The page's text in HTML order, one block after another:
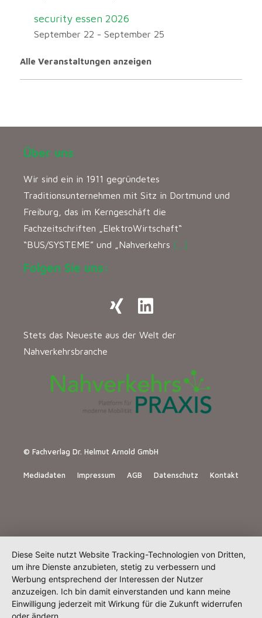
security essen 2026
September 22 - September 25
Alle Veranstaltungen anzeigen
Über uns
Wir sind ein in 1911 gegründetes
Traditionsunternehmen mit Sitz in Dortmund und
Freiburg, das im Kerngeschäft die
Fachzeitschriften „ElektroWirtschaft“
“BUS/SYSTEME” und „Nahverkehrs […]
Folgen Sie uns:
Stets das Neueste aus der Welt der
Nahverkehrsbranche
© Fachverlag Dr. Helmut Arnold GmbH
Mediadaten Impressum AGB Datenschutz Kontakt
Diese Seite nutzt Website Tracking-Technologien von Dritten,
um ihre Dienste anzubieten, stetig zu verbessern und
Werbung entsprechend der Interessen der Nutzer
anzuzeigen. Ich bin damit einverstanden und kann meine
Einwilligung jederzeit mit Wirkung für die Zukunft widerrufen
oder ändern.